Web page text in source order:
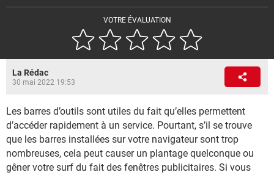
VOTRE ÉVALUATION
La Rédac
30 mai 2022 19:53
Les barres d’outils sont utiles du fait qu’elles permettent
d’accéder rapidement à un service. Pourtant, s’il se trouve
que les barres installées sur votre navigateur sont trop
nombreuses, cela peut causer un plantage quelconque ou
gêner votre surf du fait des fenêtres publicitaires. Si vous